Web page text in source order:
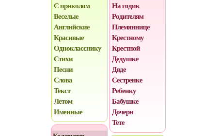
С приколом
Веселые
Английские
Красивые
Однокласснику
Стихи
Песни
Слова
Текст
Летом
Именные
На годик
Родителям
Племяннице
Крестному
Крестной
Дедушке
Дяде
Сестренке
Ребенку
Бабушке
Дочери
Тете